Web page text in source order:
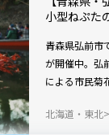
小型ねぷた
青森県弘前市
が開催中。弘
による市民菊
北海道・東北